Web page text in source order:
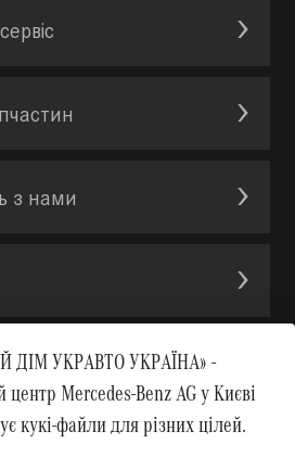
ДІМ УКРАВТО УКРАЇНА» -
Mercedes-Benz AG у Києві
кукі-файли для різних цілей.
з нами
Вгору